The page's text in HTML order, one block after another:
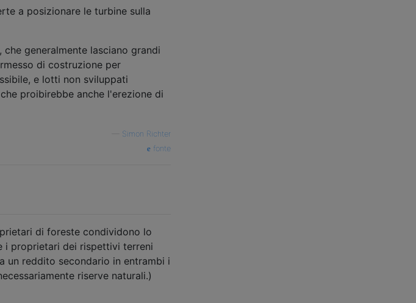
a posizionare le turbine sulla
generalmente lasciano grandi
di costruzione per
e lotti non sviluppati
proibirebbe anche l'erezione di
Simon Richter
fonte
di foreste condividono lo
i proprietari dei rispettivi terreni
un reddito secondario in entrambi i
riserve naturali.)